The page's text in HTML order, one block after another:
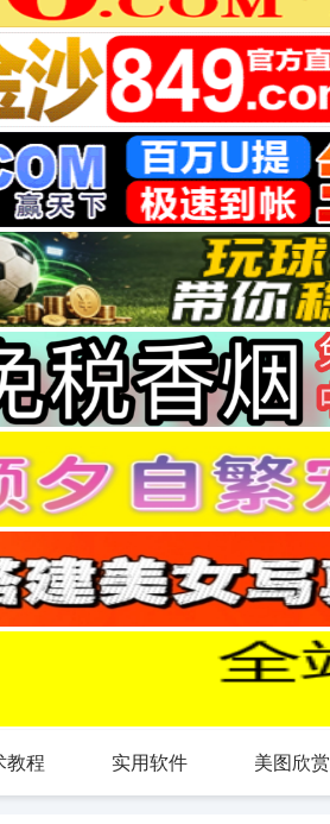
教程 实用软件 美图欣赏